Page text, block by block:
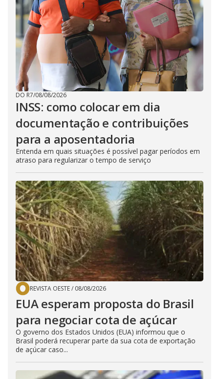
DO R7/08/08/2026
INSS: como colocar em dia
documentação e contribuições
para a aposentadoria
Entenda em quais situações é possível pagar períodos em
atraso para regularizar o tempo de serviço
REVISTA OESTE/ 08/08/2026
EUA esperam proposta do Brasil
para negociar cota de açúcar
O governo dos Estados Unidos (EUA) informou que o
Brasil poderá recuperar parte da sua cota de exportação
de açúcar caso...